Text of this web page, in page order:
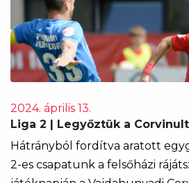
2024. április 13.
Liga 2 | Legyőztük a Corvinult
Hátrányból fordítva aratott
2-es csapatunk a felsőházi